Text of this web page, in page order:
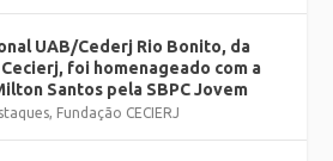
UAB/Cederj Rio Bonito, da
foi homenageado com a
Santos pela SBPC Jovem
Fundação CECIERJ